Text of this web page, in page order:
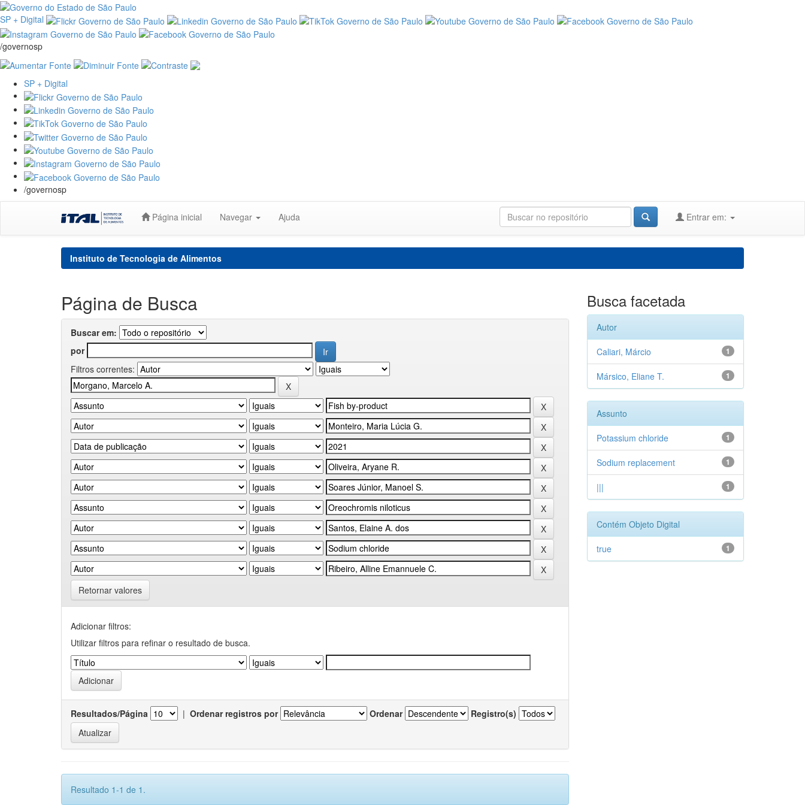
SP + Digital
/governosp
SP + Digital
/governosp
Página inicial Navegar Ajuda Entrar em:
Instituto de Tecnologia de Alimentos
Página de Busca
Buscar em:
por
Filtros correntes:
Retornar valores
Adicionar filtros:
Utilizar filtros para refinar o resultado de busca.
Resultados/Página | Ordenar registros por Ordenar Registro(s)
Resultado 1-1 de 1.
Busca facetada
Autor
1
Caliari, Márcio
1
Mársico, Eliane T.
Assunto
1
Potassium chloride
1
Sodium replacement
1
|||
Contém Objeto Digital
1
true